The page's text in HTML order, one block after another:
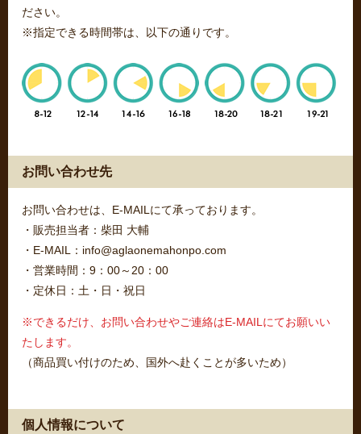
ださい。
※指定できる時間帯は、以下の通りです。
お問い合わせ先
お問い合わせは、E-MAILにて承っております。
・販売担当者：柴田 大輔
・E-MAIL：info@aglaonemahonpo.com
・営業時間：9：00～20：00
・定休日：土・日・祝日
※できるだけ、お問い合わせやご連絡はE-MAILにてお願いい
たします。
（商品買い付けのため、国外へ赴くことが多いため）
個人情報について